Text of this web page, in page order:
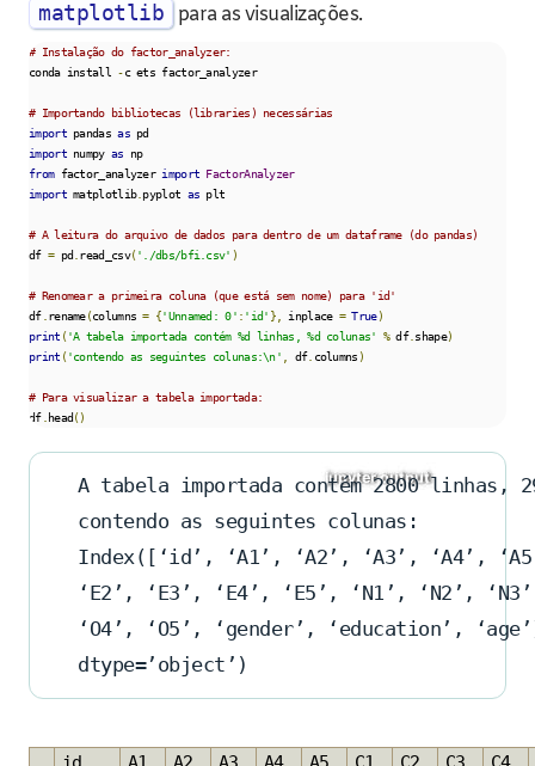
matplotlib para as visualizações.
# Instalação do factor_analyzer:
conda install -c ets factor_analyzer
# Importando bibliotecas (libraries) necessárias
import pandas as
import numpy as
np
from factor_analyzer import FactorAnalyzer
import matplotlib. pyplot as plt
# A leitura do arquivo de dados para dentro de um dataframe (do pandas)
df = pd read_csv('./dbs/bfi.csv' )
# Renomear a primeira coluna (que está sem nome) para 'id'
df. rename(columns = {'Unnamed: 0' : 'id' }, inplace = True)
print ('A tabela importada contém %d linhas, %d colunas' % df. shape)
print ('contendo as seguintes colunas:\n' df. columns )
# Para visualizar a tabela importada:
df. head()
A tabela importada contém 2800 linhas,
contendo as seguintes colunas:
Index([‘id’, ‘A1’, ‘A2’, ‘A3’, ‘A4’,
‘E2’, ‘E3’, ‘E4’, ‘E5’, ‘N1’, ‘N2’,
‘O4’, ‘O5’, ‘gender’, ‘education’,
dtype=’object’)